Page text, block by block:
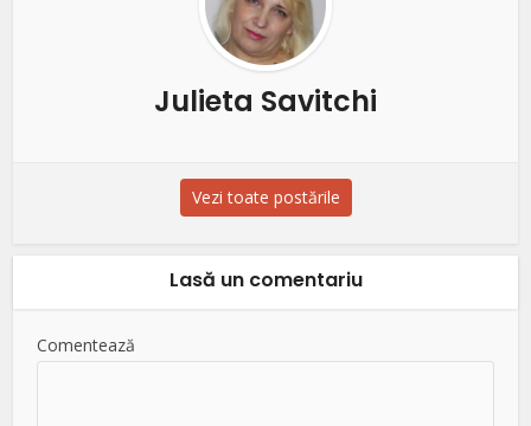
Julieta Savitchi
Vezi toate postările
Lasă un comentariu
Comentează